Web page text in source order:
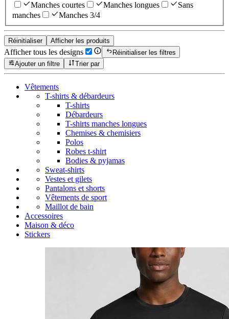
Manches courtes
Manches longues
Sans
manches
Manches 3/4
Réinitialiser Afficher les produits
Afficher tous les designs
Réinitialiser les filtres
Ajouter un filtre
Trier par
Vêtements
T-shirts & débardeurs
T-shirts
Débardeurs
T-shirts manches longues
Chemises & chemisiers
Polos
Robes t-shirt
Bodies & pyjamas
Sweat-shirts
Vestes et gilets
Pantalons et shorts
Vêtements de sport
Maillot de bain
Accessoires
Maison & déco
Stickers